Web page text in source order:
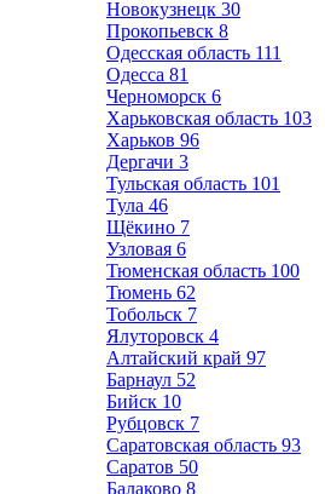
Новокузнецк 30
Прокопьевск 8
Одесская область 111
Одесса 81
Черноморск 6
Харьковская область 103
Харьков 96
Дергачи 3
Тульская область 101
Тула 46
Щёкино 7
Узловая 6
Тюменская область 100
Тюмень 62
Тобольск 7
Ялуторовск 4
Алтайский край 97
Барнаул 52
Бийск 10
Рубцовск 7
Саратовская область 93
Саратов 50
Балаково 8